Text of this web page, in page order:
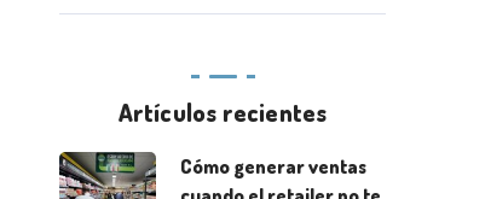
Artículos recientes
Cómo generar ventas